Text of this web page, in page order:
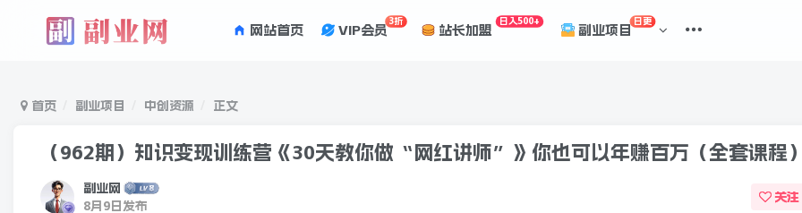
网站首页 VIP会员
3折
站长加盟
日入500+
副业项目
日更
首页 副业项目 中创资源 正文
（962期）知识变现训练营《30天教你做“网红讲师”》你也可以年赚百万（全套课程
副业网
8月9日发布
关注